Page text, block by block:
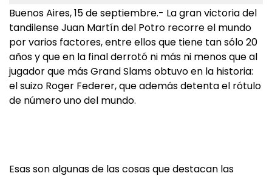
Buenos Aires, 15 de septiembre.- La gran victoria del
tandilense Juan Martín del Potro recorre el mundo
por varios factores, entre ellos que tiene tan sólo 20
años y que en la final derrotó ni más ni menos que al
jugador que más Grand Slams obtuvo en la historia:
el suizo Roger Federer, que además detenta el rótulo
de número uno del mundo.
Esas son algunas de las cosas que destacan las